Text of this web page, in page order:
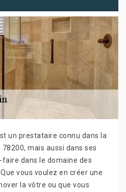
un prestataire connu dans la
mais aussi dans ses
dans le domaine des
vous voulez en créer une
la vôtre ou que vous